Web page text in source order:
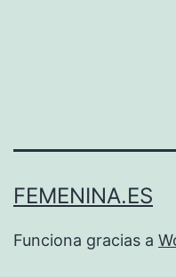
FEMENINA.ES
Funciona gracias a